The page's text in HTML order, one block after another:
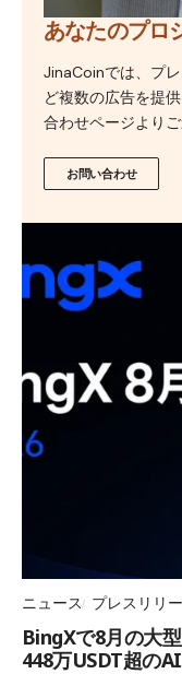
あなたのプロ
JinaCoinでは、プ
ど複数の広告を提
合わせページよりご
お問い合わせ
ニュース プレスリリ
BingXで8月の大
448万USDT超の